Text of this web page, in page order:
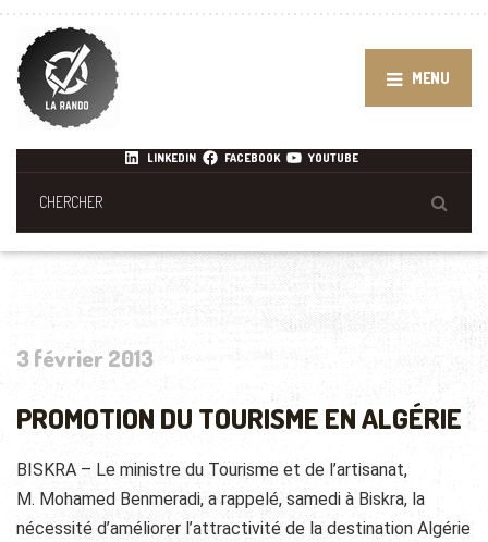
MENU
LINKEDIN FACEBOOK YOUTUBE
3 février 2013
PROMOTION DU TOURISME EN ALGÉRIE
BISKRA – Le ministre du Tourisme et de l’artisanat,
M. Mohamed Benmeradi, a rappelé, samedi à Biskra, la
nécessité d’améliorer l’attractivité de la destination Algérie